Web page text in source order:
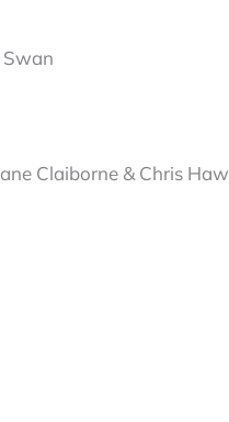
Claiborne & Chris Haw